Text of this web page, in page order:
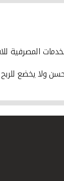
المصرفية
ولا يخضع للربح